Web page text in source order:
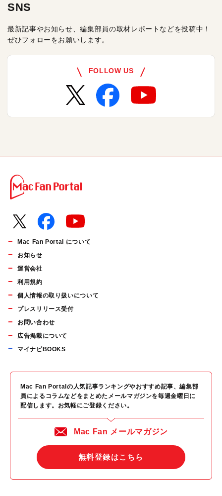
SNS
最新記事やお知らせ、編集部員の取材レポートなどを投稿中！
ぜひフォローをお願いします。
FOLLOW US
Mac Fan Portal について
お知らせ
運営会社
利用規約
個人情報の取り扱いについて
プレスリリース受付
お問い合わせ
広告掲載について
マイナビBOOKS
Mac Fan Portalの人気記事ランキングやおすすめ記事、編集部
員によるコラムなどをまとめたメールマガジンを毎週金曜日に
配信します。お気軽にご登録ください。
Mac Fan メールマガジン
無料登録はこちら